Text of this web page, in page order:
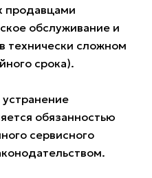
продавцами
обслуживание и
технически сложном
срока).
обязанностью
сервисного